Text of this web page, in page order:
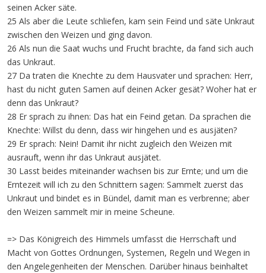
seinen Acker säte.
25 Als aber die Leute schliefen, kam sein Feind und säte Unkraut
zwischen den Weizen und ging davon.
26 Als nun die Saat wuchs und Frucht brachte, da fand sich auch
das Unkraut.
27 Da traten die Knechte zu dem Hausvater und sprachen: Herr,
hast du nicht guten Samen auf deinen Acker gesät? Woher hat er
denn das Unkraut?
28 Er sprach zu ihnen: Das hat ein Feind getan. Da sprachen die
Knechte: Willst du denn, dass wir hingehen und es ausjäten?
29 Er sprach: Nein! Damit ihr nicht zugleich den Weizen mit
ausrauft, wenn ihr das Unkraut ausjätet.
30 Lasst beides miteinander wachsen bis zur Ernte; und um die
Erntezeit will ich zu den Schnittern sagen: Sammelt zuerst das
Unkraut und bindet es in Bündel, damit man es verbrenne; aber
den Weizen sammelt mir in meine Scheune.
=> Das Königreich des Himmels umfasst die Herrschaft und
Macht von Gottes Ordnungen, Systemen, Regeln und Wegen in
den Angelegenheiten der Menschen. Darüber hinaus beinhaltet